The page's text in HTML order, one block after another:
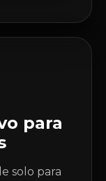
para
solo para